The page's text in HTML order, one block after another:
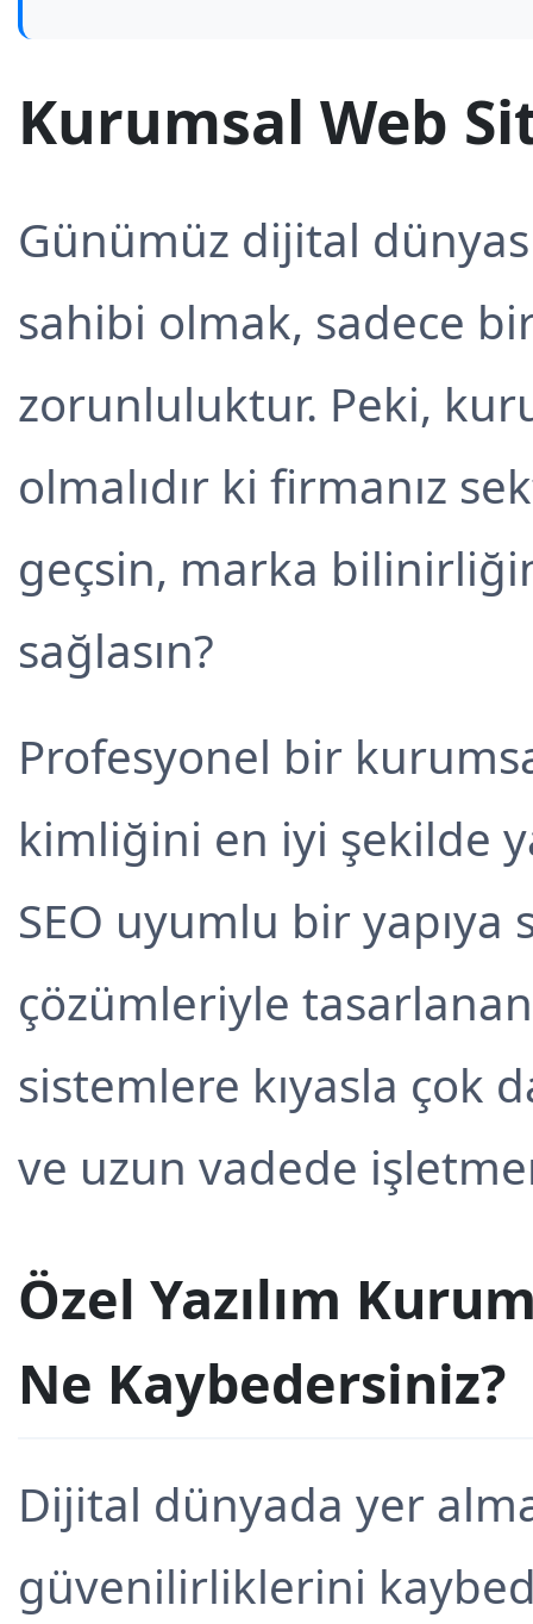
Kurumsal Web
Günümüz dijital
sahibi olmak, sadece
zorunluluktur. Peki,
olmalıdır ki firmanız
geçsin, marka
sağlasın?
Profesyonel bir
kimliğini en iyi şekilde
SEO uyumlu bir yapıya
çözümleriyle
sistemlere kıyasla çok
ve uzun vadede
Özel Yazılım
Ne Kaybedersiniz?
Dijital dünyada yer
güvenilirliklerini